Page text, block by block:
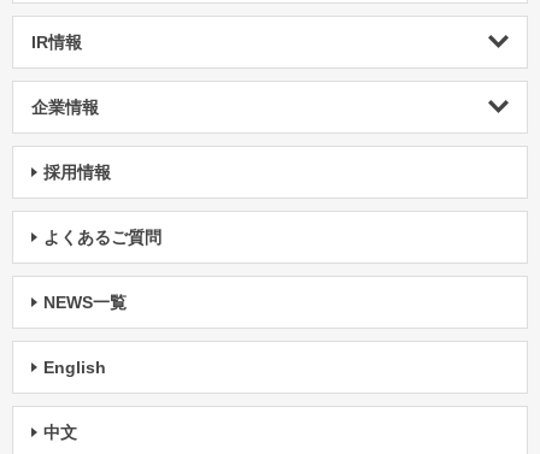
IR情報
企業情報
採用情報
よくあるご質問
NEWS一覧
English
中文